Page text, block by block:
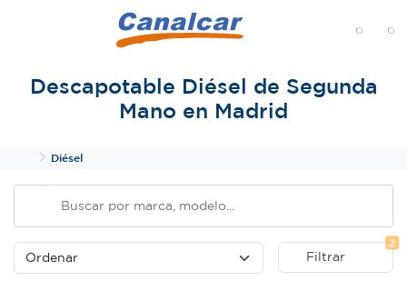
Descapotable Diésel de Segunda
Mano en Madrid
InicioDiésel
Filtrar
2